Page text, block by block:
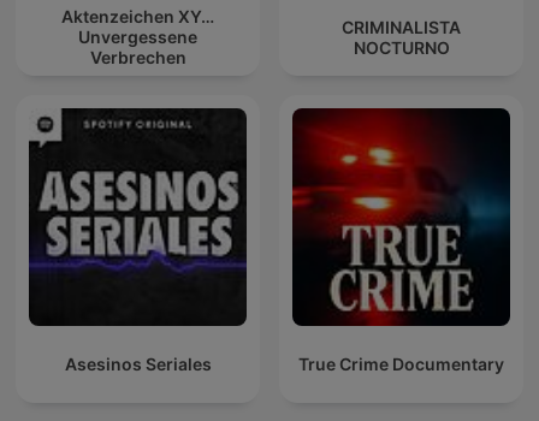
Aktenzeichen XY…
Unvergessene
Verbrechen
CRIMINALISTA
NOCTURNO
Asesinos Seriales True Crime Documentary